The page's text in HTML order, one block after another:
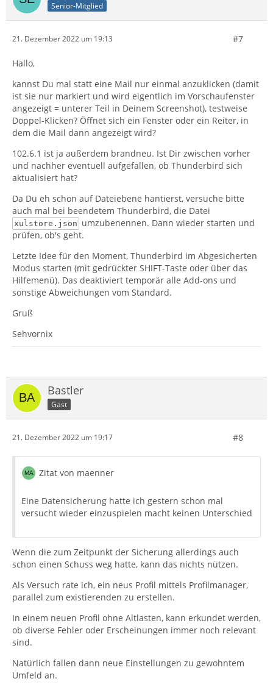
Senior-Mitglied
21. Dezember 2022 um 19:13 #7
Hallo,
kannst Du mal statt eine Mail nur einmal anzuklicken (damit
ist sie nur markiert und wird eigentlich im Vorschaufenster
angezeigt = unterer Teil in Deinem Screenshot), testweise
Doppel-Klicken? Öffnet sich ein Fenster oder ein Reiter, in
dem die Mail dann angezeigt wird?
102.6.1 ist ja außerdem brandneu. Ist Dir zwischen vorher
und nachher eventuell aufgefallen, ob Thunderbird sich
aktualisiert hat?
Da Du eh schon auf Dateiebene hantierst, versuche bitte
auch mal bei beendetem Thunderbird, die Datei
xulstore.json umzubenennen. Dann wieder starten und
prüfen, ob's geht.
Letzte Idee für den Moment, Thunderbird im Abgesicherten
Modus starten (mit gedrückter SHIFT-Taste oder über das
Hilfemenü). Das deaktiviert temporär alle Add-ons und
sonstige Abweichungen vom Standard.
Gruß
Sehvornix
Bastler
Gast
21. Dezember 2022 um 19:17 #8
Zitat von maenner
Eine Datensicherung hatte ich gestern schon mal
versucht wieder einzuspielen macht keinen Unterschied
Wenn die zum Zeitpunkt der Sicherung allerdings auch
schon einen Schuss weg hatte, kann das nichts nützen.
Als Versuch rate ich, ein neus Profil mittels Profilmanager,
parallel zum existierenden zu erstellen.
In einem neuen Profil ohne Altlasten, kann erkundet werden,
ob diverse Fehler oder Erscheinungen immer noch relevant
sind.
Natürlich fallen dann neue Einstellungen zu gewohntem
Umfeld an.